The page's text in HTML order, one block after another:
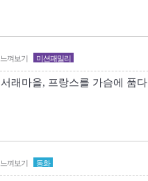
느껴보기 미션패밀리
서래마을, 프랑스를 가슴에 품다
느껴보기 동화